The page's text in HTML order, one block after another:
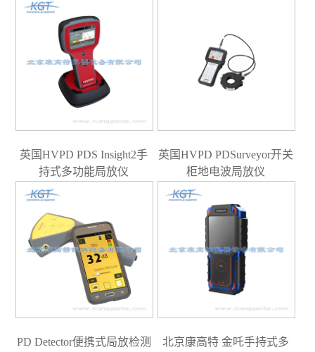
英国HVPD PDS Insight2手
持式多功能局放仪
英国HVPD PDSurveyor开关
柜地电波局放仪
PD Detector便携式局放检测
北京康高特 金吒手持式多